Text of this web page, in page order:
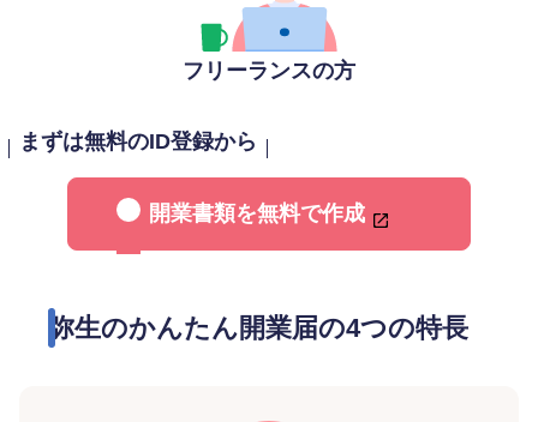
フリーランスの方
まずは無料のID登録から
開業書類を無料で作成
弥生のかんたん開業届の4つの特長